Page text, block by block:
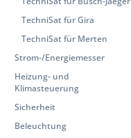
TechniSat für Gira
TechniSat für Merten
Strom-/Energiemesser
Heizung- und
Klimasteuerung
Sicherheit
Beleuchtung